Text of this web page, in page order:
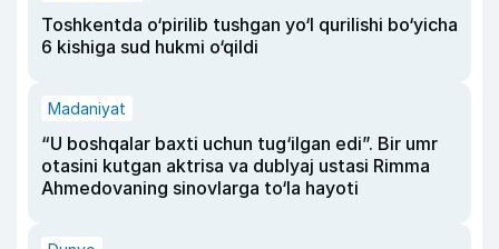
Toshkentda o‘pirilib tushgan yo‘l qurilishi bo‘yicha
6 kishiga sud hukmi o‘qildi
Madaniyat
“U boshqalar baxti uchun tug‘ilgan edi”. Bir umr
otasini kutgan aktrisa va dublyaj ustasi Rimma
Ahmedovaning sinovlarga to‘la hayoti